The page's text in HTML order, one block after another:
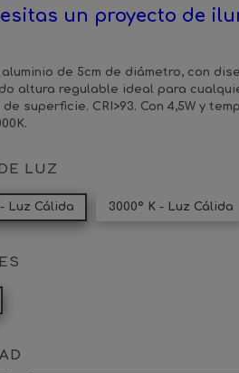
un proyecto de
aluminio de 5cm de diámetro, con
altura regulable ideal para
superficie. CRI>93. Con 4,5W y
LUZ
- Luz Cálida 3000º K - Luz Cálida